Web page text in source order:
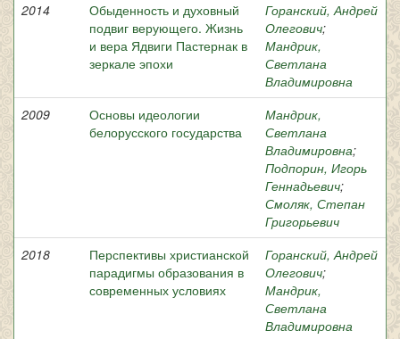
2014
Обыденность и духовный
подвиг верующего. Жизнь
и вера Ядвиги Пастернак в
зеркале эпохи
Горанский, Андрей
Олегович;
Мандрик,
Светлана
Владимировна
2009
Основы идеологии
белорусского государства
Мандрик,
Светлана
Владимировна;
Подпорин, Игорь
Геннадьевич;
Смоляк, Степан
Григорьевич
2018
Перспективы христианской
парадигмы образования в
современных условиях
Горанский, Андрей
Олегович;
Мандрик,
Светлана
Владимировна